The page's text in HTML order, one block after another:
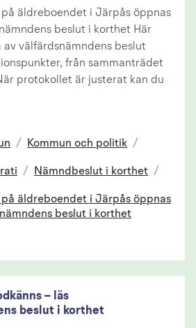
på äldreboendet i Järpås öppnas
beslut i korthet Här
av välfärdsnämndens beslut
från sammanträdet
protokollet är justerat kan du
/ Kommun och politik /
/ Nämndbeslut i korthet /
på äldreboendet i Järpås öppnas
beslut i korthet
– läs
beslut i korthet